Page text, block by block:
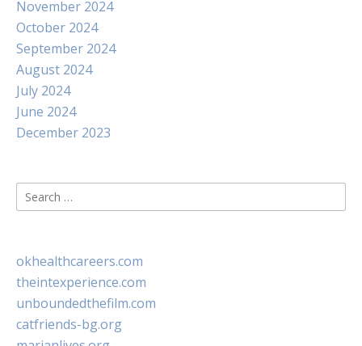
November 2024
October 2024
September 2024
August 2024
July 2024
June 2024
December 2023
Search
for:
okhealthcareers.com
theintexperience.com
unboundedthefilm.com
catfriends-bg.org